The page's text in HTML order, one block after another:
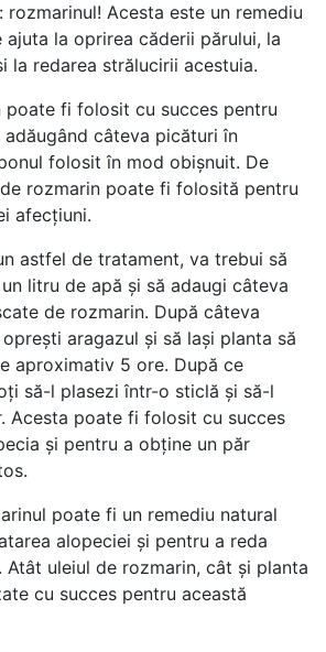
rozmarinul! Acesta este un remediu
ajuta la oprirea căderii părului, la
la redarea strălucirii acestuia.
poate fi folosit cu succes pentru
câteva picături în
folosit în mod obișnuit. De
rozmarin poate fi folosită pentru
afecțiuni.
astfel de tratament, va trebui să
litru de apă și să adaugi câteva
de rozmarin. După câteva
aragazul și să lași planta să
aproximativ 5 ore. După ce
să-l plasezi într-o sticlă și să-l
Acesta poate fi folosit cu succes
și pentru a obține un păr
poate fi un remediu natural
alopeciei și pentru a reda
Atât uleiul de rozmarin, cât și planta
cu succes pentru această